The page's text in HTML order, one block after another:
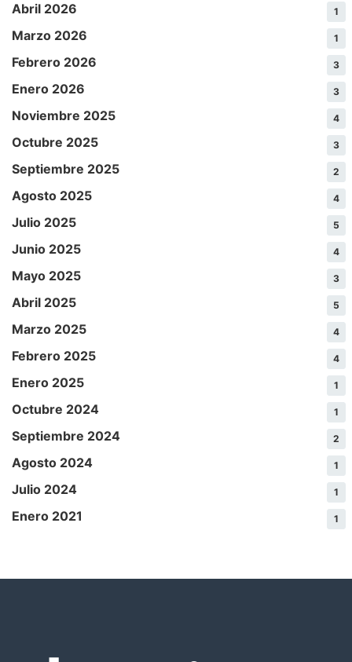
Abril 2026 1
Marzo 2026 1
Febrero 2026 3
Enero 2026 3
Noviembre 2025 4
Octubre 2025 3
Septiembre 2025 2
Agosto 2025 4
Julio 2025 5
Junio 2025 4
Mayo 2025 3
Abril 2025 5
Marzo 2025 4
Febrero 2025 4
Enero 2025 1
Octubre 2024 1
Septiembre 2024 2
Agosto 2024 1
Julio 2024 1
Enero 2021 1